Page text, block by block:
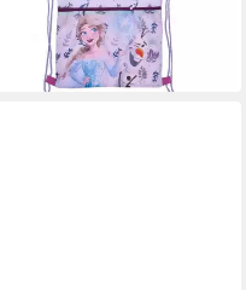
ab 7,15 € 19,95 €
in 4-5 Werktagen bei dir